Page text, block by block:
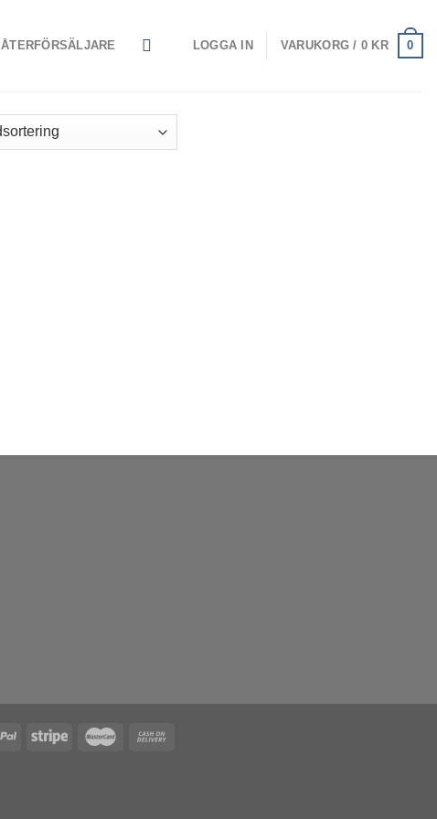
ÅTERFÖRSÄLJARE LOGGA IN VARUKORG / 0 KR 0